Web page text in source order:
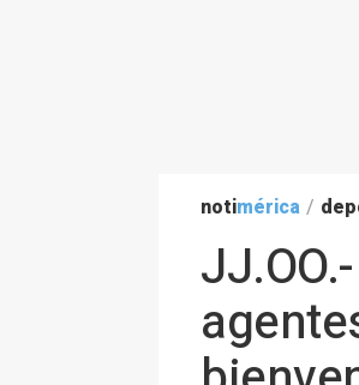
notimérica /